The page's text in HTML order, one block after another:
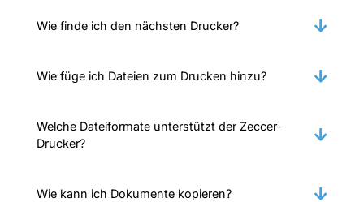
Wie finde ich den nächsten Drucker?
Wie füge ich Dateien zum Drucken hinzu?
Welche Dateiformate unterstützt der Zeccer-
Drucker?
Wie kann ich Dokumente kopieren?